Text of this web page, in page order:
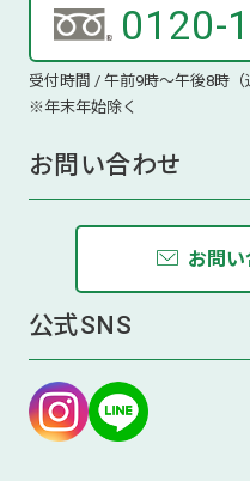
0120-
受付時間 / 午前9時～午後8時（
※年末年始除く
お問い合わせ
お問
公式SNS